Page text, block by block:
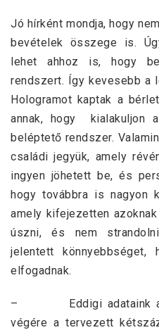
Jó hírként mondja, hogy
bevételek összege is.
lehet ahhoz is, hogy
rendszert. Így kevesebb a
Hologramot kaptak a
annak, hogy kialakuljon
beléptető rendszer.
családi jegyük, amely
ingyen jöhetett be, és
hogy továbbra is nagyon
amely kifejezetten
úszni, és nem
jelentett
elfogadnak.
– Eddigi adataink
végére a tervezett